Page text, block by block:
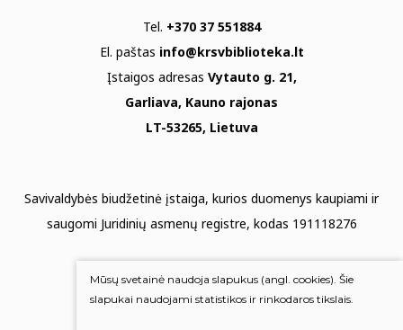
Tel. +370 37 551884
El. paštas info@krsvbiblioteka.lt
Įstaigos adresas Vytauto g. 21,
Garliava, Kauno rajonas
LT-53265, Lietuva
Savivaldybės biudžetinė įstaiga, kurios duomenys kaupiami ir
saugomi Juridinių asmenų registre, kodas 191118276
Duomenų apsauga
Mums rūpi Jūsų nuomonė
Mūsų svetainė naudoja slapukus (angl. cookies). Šie
slapukai naudojami statistikos ir rinkodaros tikslais.